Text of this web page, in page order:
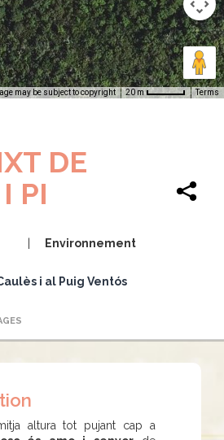
may be subject to copyright 20 m Terms
DE
PI
Environnement
i al Puig Ventós
altura tot pujant cap a